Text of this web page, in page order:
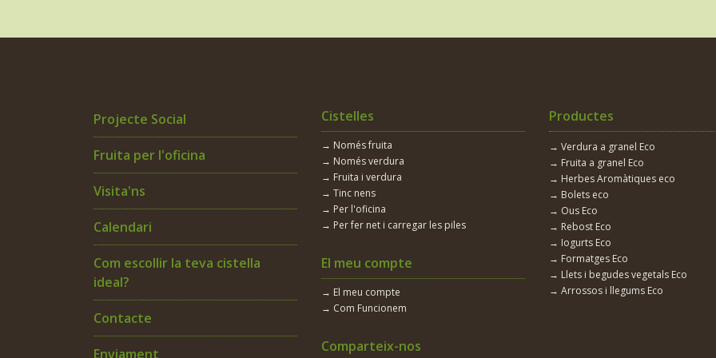
Canelons
Caqui
Carabassó
Carbassa
Castanyes
Projecte Social
Fruita per l'oficina
Visita'ns
Calendari
Com escollir la teva cistella
ideal?
Contacte
Enviament
Cistelles
→ Només fruita
→ Només verdura
→ Fruita i verdura
→ Tinc nens
→ Per l'oficina
→ Per fer net i carregar les piles
El meu compte
→ El meu compte
→ Com Funcionem
Comparteix-nos
Productes
→ Verdura a granel Eco
→ Fruita a granel Eco
→ Herbes Aromàtiques eco
→ Bolets eco
→ Ous Eco
→ Rebost Eco
→ Iogurts Eco
→ Formatges Eco
→ Llets i begudes vegetals Eco
→ Arrossos i llegums Eco